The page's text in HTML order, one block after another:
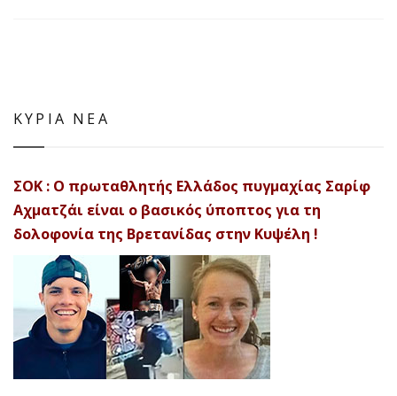
ΚΥΡΙΑ ΝΕΑ
ΣΟΚ : Ο πρωταθλητής Ελλάδος πυγμαχίας Σαρίφ
Αχματζάι είναι ο βασικός ύποπτος για τη
δολοφονία της Βρετανίδας στην Κυψέλη !